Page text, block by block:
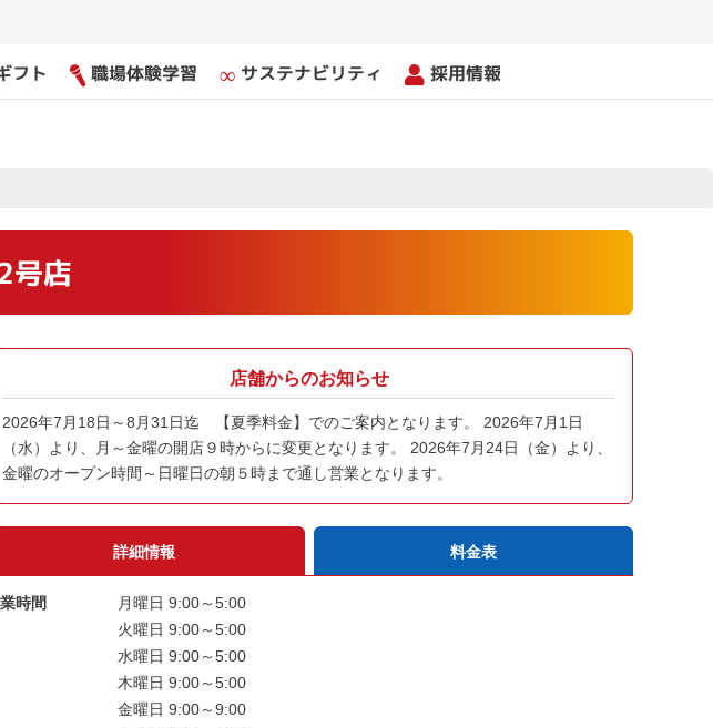
フト 職場体験学習 サステナビリティ 採用情報
号店
店舗からのお知らせ
2026年7月18日～8月31日迄 【夏季料金】でのご案内となります。 2026年7月1日
（水）より、月～金曜の開店９時からに変更となります。 2026年7月24日（金）より、
金曜のオープン時間～日曜日の朝５時まで通し営業となります。
詳細情報 料金表
時間
月曜日 9:00～5:00
火曜日 9:00～5:00
水曜日 9:00～5:00
木曜日 9:00～5:00
金曜日 9:00～9:00